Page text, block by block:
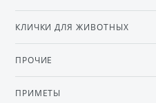
КЛИЧКИ ДЛЯ ЖИВОТНЫХ
ПРОЧИЕ
ПРИМЕТЫ